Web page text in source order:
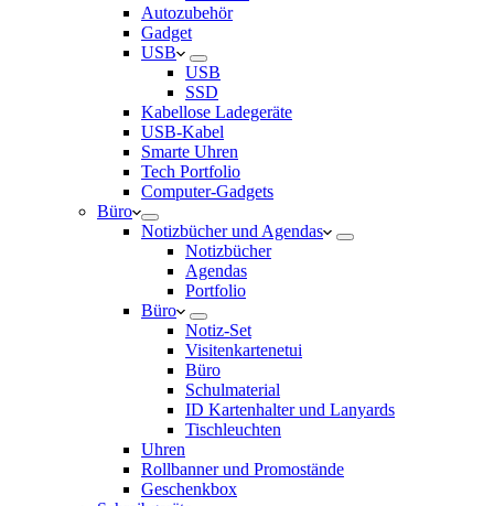
Autozubehör
Gadget
USB
USB
SSD
Kabellose Ladegeräte
USB-Kabel
Smarte Uhren
Tech Portfolio
Computer-Gadgets
Büro
Notizbücher und Agendas
Notizbücher
Agendas
Portfolio
Büro
Notiz-Set
Visitenkartenetui
Büro
Schulmaterial
ID Kartenhalter und Lanyards
Tischleuchten
Uhren
Rollbanner und Promostände
Geschenkbox